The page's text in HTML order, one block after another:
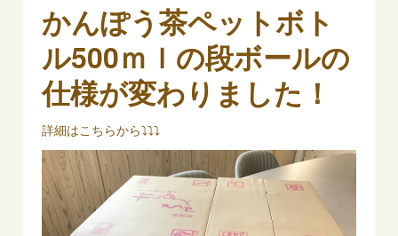
かんぽう茶ペットボト
ル500ｍｌの段ボールの
仕様が変わりました！
詳細はこちらから⤵⤵⤵